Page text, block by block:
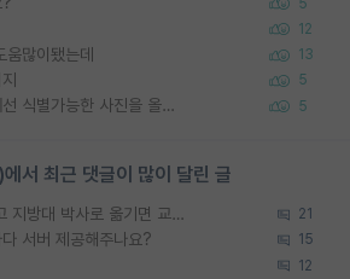
12
많이됐는데 13
5
정보보안 연구하는 입장에선 식별가능한 사진을 올리는건 비추이긴함 5
서 최근 댓글이 많이 달린 글
SSH 박사과정을 그만두고 지방대 박사로 옮기면 교수의 꿈은 끝일까요? 21
서버 제공해주나요? 15
12